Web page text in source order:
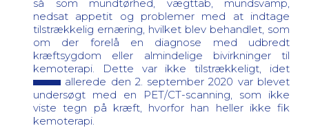
så som mundtørhed, vægttab, mundsvamp,
nedsat appetit og problemer med at indtage
tilstrækkelig ernæring, hvilket blev behandlet, som
om der forelå en diagnose med udbredt
kræftsygdom eller almindelige bivirkninger til
kemoterapi. Dette var ikke tilstrækkeligt, idet
allerede den 2. september 2020 var blevet
undersøgt med en PET/CT-scanning, som ikke
viste tegn på kræft, hvorfor han heller ikke fik
kemoterapi.